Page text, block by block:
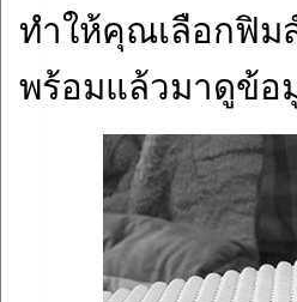
ทำให้คุณเลือกฟิม
พร้อมแล้วมาดูข้อ